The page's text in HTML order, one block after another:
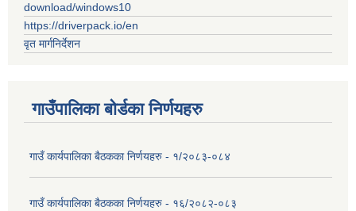
download/windows10
https://driverpack.io/en
वृत मार्गनिर्देशन
गाउँपालिका बोर्डका निर्णयहरु
गाउँ कार्यपालिका बैठकका निर्णयहरु - १/२०८३-०८४
गाउँ कार्यपालिका बैठकका निर्णयहरु - १६/२०८२-०८३